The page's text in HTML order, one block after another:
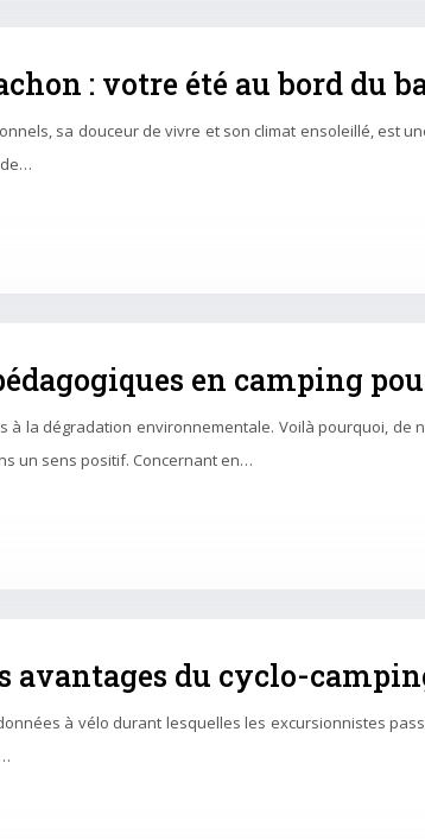
: votre été au bord du
sa douceur de vivre et son climat ensoleillé,
en camping
à la dégradation environnementale. Voilà pourquoi,
un sens positif. Concernant en…
avantages du cyclo-
à vélo durant lesquelles les excursionnistes